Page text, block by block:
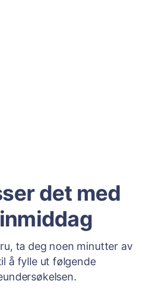
det med
ta deg noen minutter av
å fylle ut følgende